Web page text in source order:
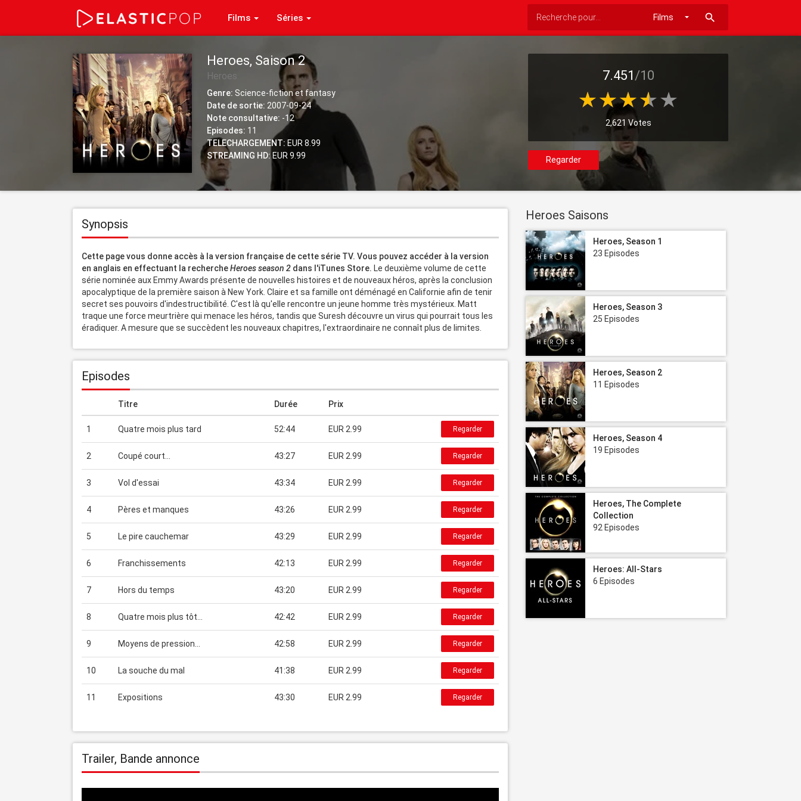
Films Séries search
Heroes, Saison 2
Heroes
Genre: Science-fiction et fantasy
Date de sortie: 2007-09-24
Note consultative: -12
Episodes: 11
TELECHARGEMENT: EUR 8.99
STREAMING HD: EUR 9.99
7.451/10
2,621 Votes
Regarder
Synopsis
Cette page vous donne accès à la version française de cette série TV. Vous pouvez accéder à la version
en anglais en effectuant la recherche Heroes season 2 dans l'iTunes Store. Le deuxième volume de cette
série nominée aux Emmy Awards présente de nouvelles histoires et de nouveaux héros, après la conclusion
apocalyptique de la première saison à New York. Claire et sa famille ont déménagé en Californie afin de tenir
secret ses pouvoirs d'indestructibilité. C'est là qu'elle rencontre un jeune homme très mystérieux. Matt
traque une force meurtrière qui menace les héros, tandis que Suresh découvre un virus qui pourrait tous les
éradiquer. A mesure que se succèdent les nouveaux chapitres, l'extraordinaire ne connaît plus de limites.
Episodes
Titre Durée Prix
1 Quatre mois plus tard 52:44 EUR 2.99 Regarder
2 Coupé court... 43:27 EUR 2.99 Regarder
3 Vol d'essai 43:34 EUR 2.99 Regarder
4 Pères et manques 43:26 EUR 2.99 Regarder
5 Le pire cauchemar 43:29 EUR 2.99 Regarder
6 Franchissements 42:13 EUR 2.99 Regarder
7 Hors du temps 43:20 EUR 2.99 Regarder
8 Quatre mois plus tôt... 42:42 EUR 2.99 Regarder
9 Moyens de pression... 42:58 EUR 2.99 Regarder
10 La souche du mal 41:38 EUR 2.99 Regarder
11 Expositions 43:30 EUR 2.99 Regarder
Trailer, Bande annonce
Heroes Saisons
Heroes, Season 1
23 Episodes
Heroes, Season 3
25 Episodes
Heroes, Season 2
11 Episodes
Heroes, Season 4
19 Episodes
Heroes, The Complete
Collection
92 Episodes
Heroes: All-Stars
6 Episodes